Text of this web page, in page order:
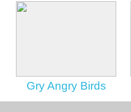
Gry Angry Birds